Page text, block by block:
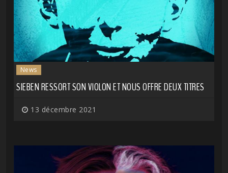
News
SIEBEN RESSORT SON VIOLON ET NOUS OFFRE DEUX TITRES
13 décembre 2021